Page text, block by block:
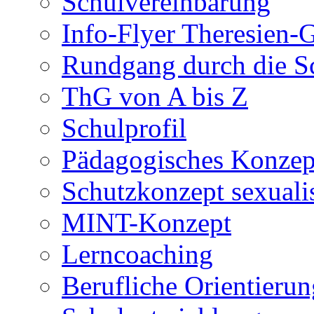
Info-Flyer Theresien-
Rundgang durch die
ThG von A bis Z
Schulprofil
Pädagogisches
Schutzkonzept
MINT-Konzept
Lerncoaching
Berufliche